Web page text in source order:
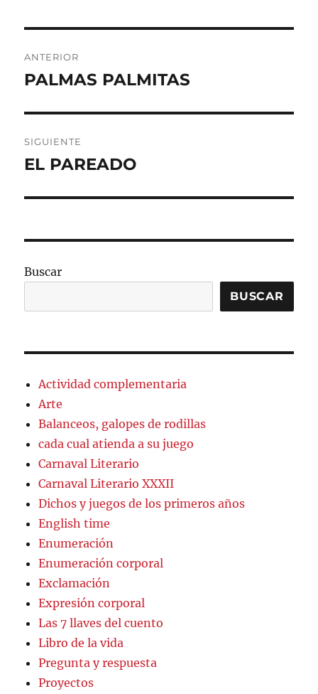
de
ANTERIOR
Entrada
PALMAS PALMITAS
SIGUIENTE
Entrada
EL PAREADO
Buscar
BUSCAR
Actividad complementaria
Arte
Balanceos, galopes de rodillas
cada cual atienda a su juego
Carnaval Literario
Carnaval Literario XXXII
Dichos y juegos de los primeros años
English time
Enumeración
Enumeración corporal
Exclamación
Expresión corporal
Las 7 llaves del cuento
Libro de la vida
Pregunta y respuesta
Proyectos